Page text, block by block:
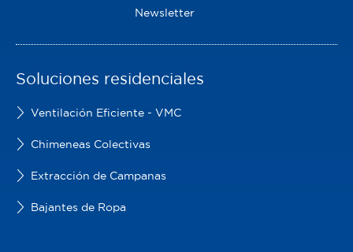
Newsletter
Soluciones residenciales
Ventilación Eficiente - VMC
Chimeneas Colectivas
Extracción de Campanas
Bajantes de Ropa